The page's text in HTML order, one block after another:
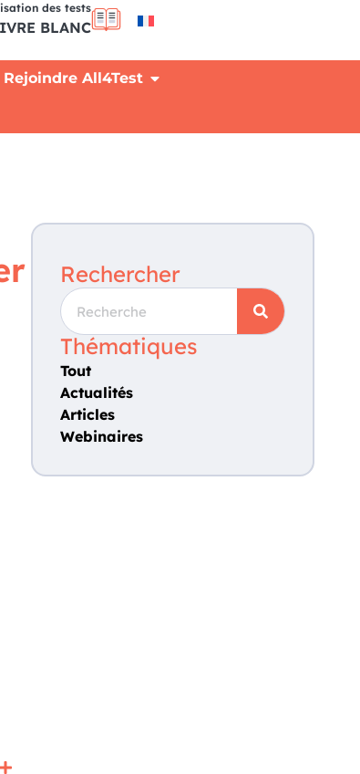
des tests
BLANC
Rejoindre All4Test
Rechercher
Thématiques
Tout
Actualités
Articles
Webinaires